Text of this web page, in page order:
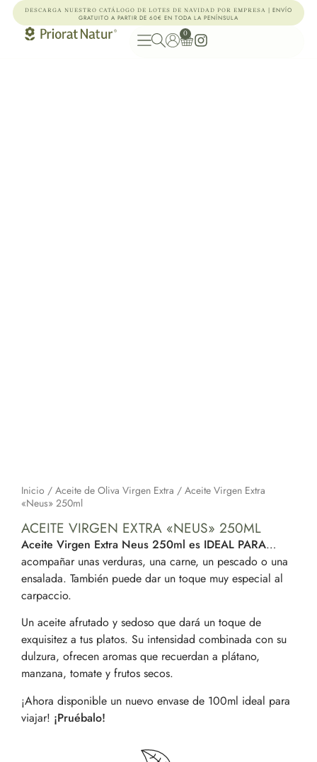
DESCARGA NUESTRO CATÁLOGO DE LOTES DE NAVIDAD POR EMPRESA | ENVÍO
GRATUITO A PARTIR DE 60€ EN TODA LA PENÍNSULA
0
Inicio / Aceite de Oliva Virgen Extra / Aceite Virgen Extra
«Neus» 250ml
ACEITE VIRGEN EXTRA «NEUS» 250ML
Aceite Virgen Extra Neus 250ml es IDEAL PARA…
acompañar unas verduras, una carne, un pescado o una
ensalada. También puede dar un toque muy especial al
carpaccio.
Un aceite afrutado y sedoso que dará un toque de
exquisitez a tus platos. Su intensidad combinada con su
dulzura, ofrecen aromas que recuerdan a plátano,
manzana, tomate y frutos secos.
¡Ahora disponible un nuevo envase de 100ml ideal para
viajar! ¡Pruébalo!